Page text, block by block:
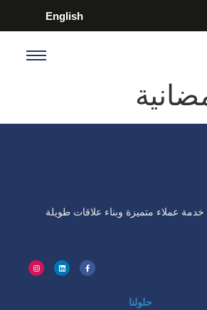
English
عملاء متميزة وبناء علاقات طويلة
حلولنا